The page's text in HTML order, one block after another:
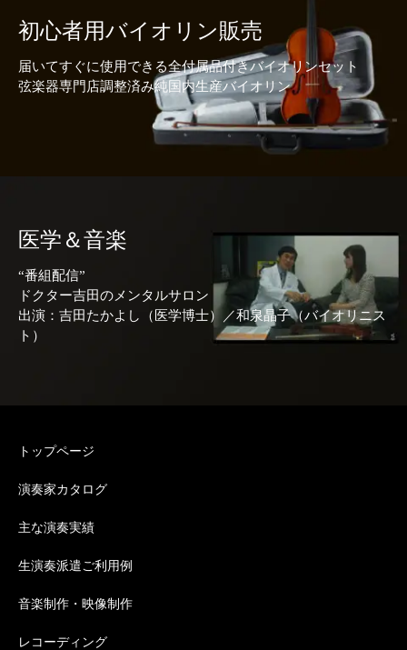
初心者用バイオリン販売
届いてすぐに使用できる全付属品付きバイオリンセット
弦楽器専門店調整済み純国内生産バイオリン
医学＆音楽
“番組配信”
ドクター吉田のメンタルサロン
出演：吉田たかよし（医学博士）／和泉晶子（バイオリニス
ト）
トップページ
演奏家カタログ
主な演奏実績
生演奏派遣ご利用例
音楽制作・映像制作
レコーディング